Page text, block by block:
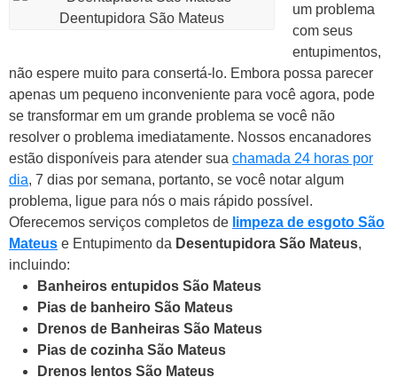
Deentupidora São Mateus
um problema
com seus
entupimentos,
não espere muito para consertá-lo. Embora possa parecer
apenas um pequeno inconveniente para você agora, pode
se transformar em um grande problema se você não
resolver o problema imediatamente. Nossos encanadores
estão disponíveis para atender sua chamada 24 horas por
dia, 7 dias por semana, portanto, se você notar algum
problema, ligue para nós o mais rápido possível.
Oferecemos serviços completos de limpeza de esgoto São
Mateus e Entupimento da Desentupidora São Mateus,
incluindo:
Banheiros entupidos São Mateus
Pias de banheiro São Mateus
Drenos de Banheiras São Mateus
Pias de cozinha São Mateus
Drenos lentos São Mateus